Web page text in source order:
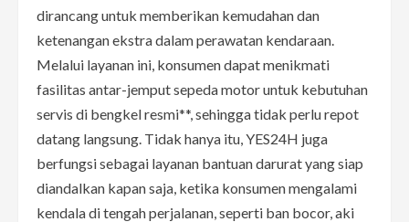
dirancang untuk memberikan kemudahan dan
ketenangan ekstra dalam perawatan kendaraan.
Melalui layanan ini, konsumen dapat menikmati
fasilitas antar-jemput sepeda motor untuk kebutuhan
servis di bengkel resmi**, sehingga tidak perlu repot
datang langsung. Tidak hanya itu, YES24H juga
berfungsi sebagai layanan bantuan darurat yang siap
diandalkan kapan saja, ketika konsumen mengalami
kendala di tengah perjalanan, seperti ban bocor, aki